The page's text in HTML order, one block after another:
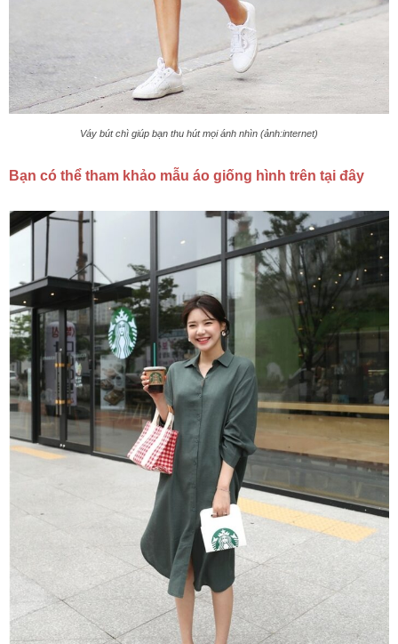
Váy bút chì giúp bạn thu hút mọi ánh nhìn (ảnh:internet)
Bạn có thể tham khảo mẫu áo giống hình trên tại đây